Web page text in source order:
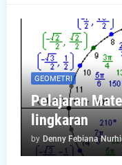
GEOMETRI
Pelajaran
lingkaran
by Denny Febiana